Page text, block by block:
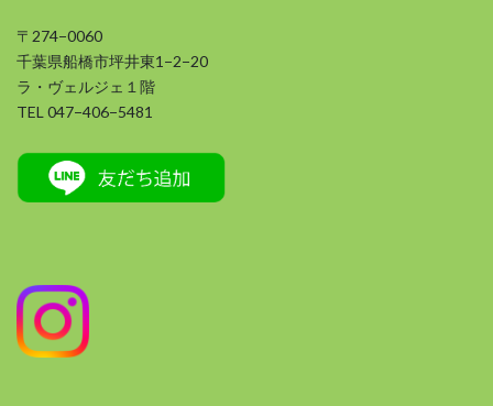
〒274−0060
千葉県船橋市坪井東1−2−20
ラ・ヴェルジェ１階
TEL 047−406−5481